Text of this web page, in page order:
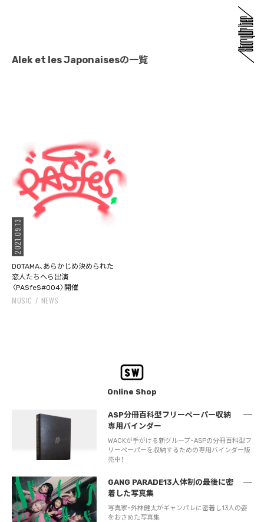
Alek et les Japonaisesの一覧
2021.09.13
DOTAMA、あらかじめ決められた
恋人たちへら出演
〈PASfeS#004〉開催
MUSIC NEWS
Online Shop
ASP分冊百科型フリーペーパー収納
専用バインダー
WACKが手がける新グループ・ASPの分冊百科型フ
リーペーパーを収納するための専用バインダー販
売中！
GANG PARADE13人体制の最後に密
着した写真集
写真家・外林健太がギャンパレに密着し13人の姿
をおさめた写真集